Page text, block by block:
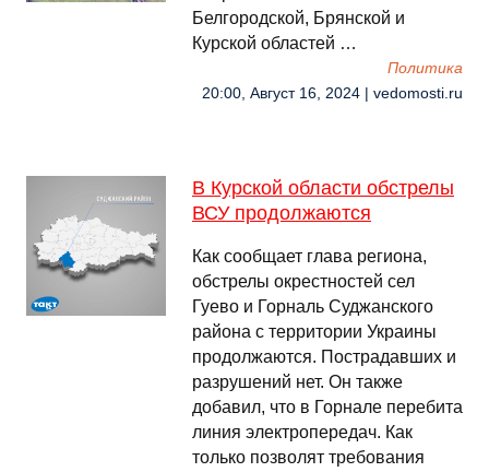
Белгородской, Брянской и
Курской областей …
Политика
20:00, Август 16, 2024 | vedomosti.ru
В Курской области обстрелы
ВСУ продолжаются
Как сообщает глава региона,
обстрелы окрестностей сел
Гуево и Горналь Суджанского
района с территории Украины
продолжаются. Пострадавших и
разрушений нет. Он также
добавил, что в Горнале перебита
линия электропередач. Как
только позволят требования